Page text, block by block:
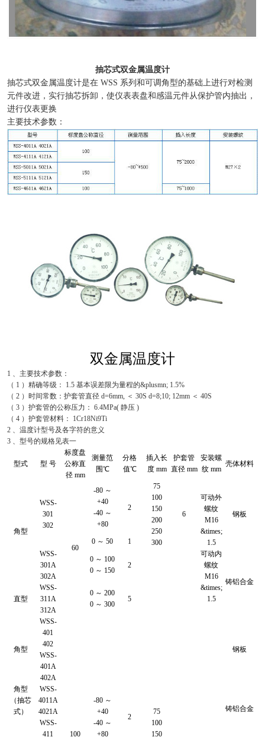
抽芯式双金属温度计
抽芯式双金属温度计是在 WSS 系列和可调角型的基础上进行对检测
元件改进，实行抽芯拆卸，使仪表表盘和感温元件从保护管内抽出，
进行仪表更换
主要技术参数：
双金属温度计
1 、主要技术参数：
（ 1 ）精确等级： 1.5 基本误差限为量程的&plusmn; 1.5%
（ 2 ）时间常数：护套管直径 d=6mm, ＜ 30S d=8;10; 12mm ＜ 40S
（ 3 ）护套管的公称压力： 6.4MPa( 静压 )
（ 4 ）护套管材料： 1Cr18Ni9Ti
2 、温度计型号及各字符的意义
3 、型号的规格见表一
型式 型 号
标度盘
公称直
径 mm
测量范
围℃
分格
值℃
插入长
度 mm
护套管
直径 mm
安装螺
纹 mm
壳体材料
角型
WSS-
301
302
60
-80 ～
+40
-40 ～
+80
2
75
100
150
200
250
300
6
可动外
螺纹
M16
&times;
1.5
可动内
螺纹
M16
&times;
1.5
钢板
0 ～ 50
1
WSS-
301A
302A
0 ～ 100
0 ～ 150
2
75
100
150
铸铝合金
直型
WSS-
311A
312A
0 ～ 200
0 ～ 300
5
角型
WSS-
401
402
100
-80 ～
+40
-40 ～
+80
2
钢板
WSS-
401A
402A
角型
（抽芯
式）
WSS-
4011A
4021A
铸铝合金
WSS-
411